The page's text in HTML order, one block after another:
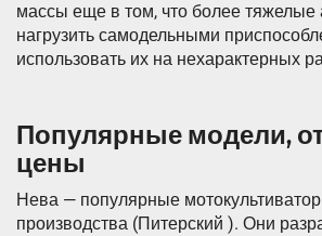
массы еще в том, что более тяжелые
нагрузить самодельными
использовать их на нехарактерных
Популярные модели,
цены
Нева — популярные
производства (Питерский ). Они